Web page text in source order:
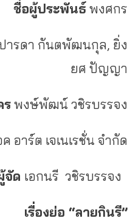
ชื่อผู้ประพันธ์พงศกร
ารดา กันตพัฒนกุล, ยิ่ง
ยศ ปัญญา
รพงษ์พัฒน์ วชิรบรรจง
อาร์ต เจเนเรชั่น จำกัด
จัด เอกนรี วชิรบรรจง
เรื่องย่อ “ลายกินรี”